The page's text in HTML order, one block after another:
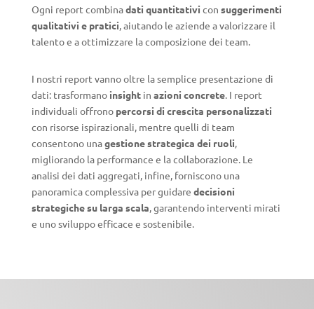
Ogni report combinadati quantitativi con suggerimenti
qualitativi e pratici , aiutando le aziende a valorizzare il
talento e a ottimizzare la composizione dei team.
I nostri report vanno oltre la semplice presentazione di
dati: trasformano insightin azioni concrete. I report
individuali offrono percorsi di crescita personalizzati
con risorse ispirazionali, mentre quelli di team
consentono unagestione strategica dei ruoli
migliorando la performance e la collaborazione. Le
analisi dei dati aggregati, infine, forniscono una
panoramica complessiva per guidare decisioni
strategiche su larga scala , garantendo interventi mirati
e uno sviluppo efficace e sostenibile.